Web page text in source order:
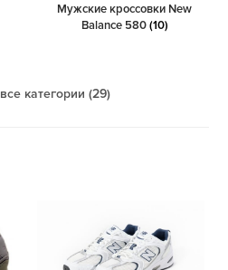
Мужские кроссовки New
Balance 580(10)
категории (29)